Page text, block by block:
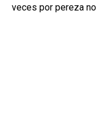
veces por pereza